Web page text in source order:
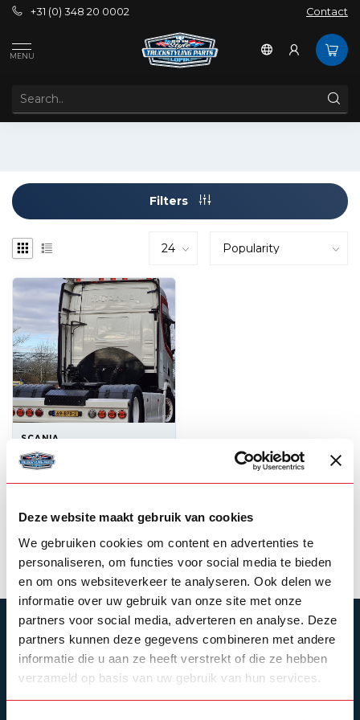
Deze website maakt gebruik van cookies
We gebruiken cookies om content en advertenties te
personaliseren, om functies voor social media te bieden
en om ons websiteverkeer te analyseren. Ook delen we
informatie over uw gebruik van onze site met onze
partners voor social media, adverteren en analyse. Deze
partners kunnen deze gegevens combineren met andere
informatie die u aan ze heeft verstrekt of die ze hebben
verzameld op basis van uw gebruik van hun services.
+31 (0) 348 20 0002 Contact
MENU
SPOILER
Filters
SCANIA
Lightbar roofspoiler
Scania Nextgen
--,-- Backorder
View product
SUBSCRIBE TO OUR NEWSLETTER
Stay up to date with our latest offers